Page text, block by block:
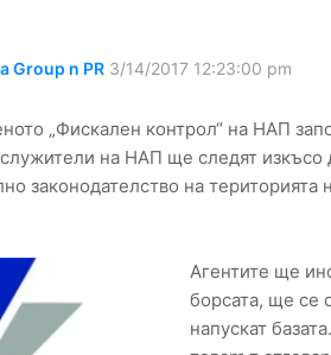
Group n PR 3/14/2017 12:23:00 pm
„Фискален контрол“ на НАП
на НАП ще следят изкъсо
законодателство на територията
Агентите ще
борсата, ще се
напускат